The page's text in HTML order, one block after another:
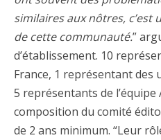
similaires aux nôtres, c’est
de cette communauté.”
d’établissement. 10
France, 1 représentant des
5 représentants de l’équipe
composition du comité
de 2 ans minimum. “Leur